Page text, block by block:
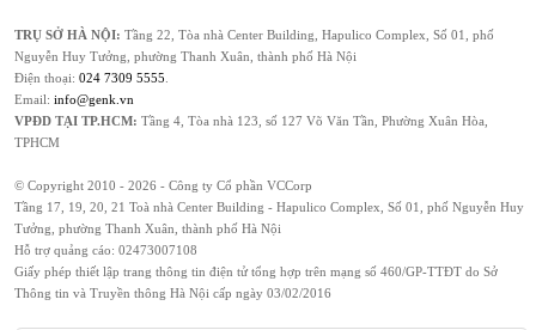
TRỤ SỞ HÀ NỘI: Tầng 22, Tòa nhà Center Building, Hapulico Complex, Số 01, phố
Nguyễn Huy Tưởng, phường Thanh Xuân, thành phố Hà Nội
Điện thoại: 024 7309 5555
Email: info@genk.vn
VPĐD TẠI TP.HCM: Tầng 4, Tòa nhà 123, số 127 Võ Văn Tần, Phường Xuân Hòa,
TPHCM
© Copyright 2010 - 2026 - Công ty Cổ phần VCCorp
Tầng 17, 19, 20, 21 Toà nhà Center Building - Hapulico Complex, Số 01, phố Nguyễn Huy
Tưởng, phường Thanh Xuân, thành phố Hà Nội
Hỗ trợ quảng cáo: 02473007108
Giấy phép thiết lập trang thông tin điện tử tổng hợp trên mạng số 460/GP-TTĐT do Sở
Thông tin và Truyền thông Hà Nội cấp ngày 03/02/2016